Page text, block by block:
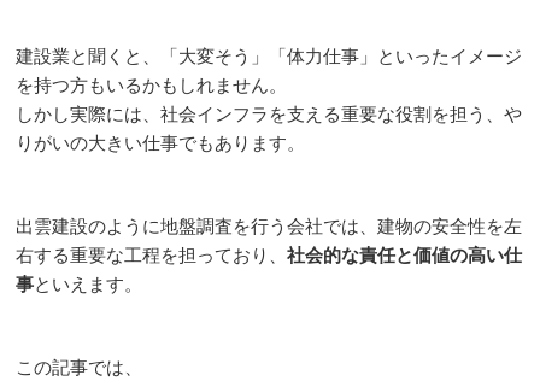
建設業と聞くと、「大変そう」「体力仕事」といったイメージ
を持つ方もいるかもしれません。
しかし実際には、社会インフラを支える重要な役割を担う、や
りがいの大きい仕事でもあります。
出雲建設のように地盤調査を行う会社では、建物の安全性を左
右する重要な工程を担っており、社会的な責任と価値の高い仕
事といえます。
この記事では、